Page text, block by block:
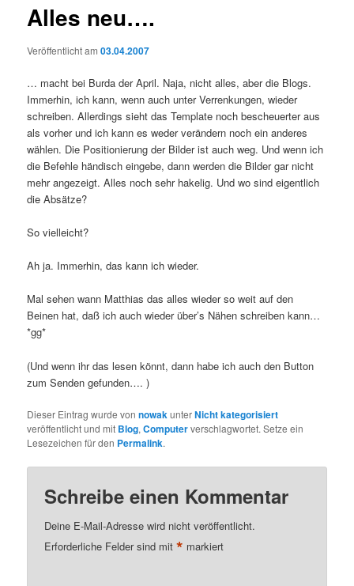
Alles neu….
Veröffentlicht am03.04.2007
… macht bei Burda der April. Naja, nicht alles, aber die Blogs.
Immerhin, ich kann, wenn auch unter Verrenkungen, wieder
schreiben. Allerdings sieht das Template noch bescheuerter aus
als vorher und ich kann es weder verändern noch ein anderes
wählen. Die Positionierung der Bilder ist auch weg. Und wenn ich
die Befehle händisch eingebe, dann werden die Bilder gar nicht
mehr angezeigt. Alles noch sehr hakelig. Und wo sind eigentlich
die Absätze?
So vielleicht?
Ah ja. Immerhin, das kann ich wieder.
Mal sehen wann Matthias das alles wieder so weit auf den
Beinen hat, daß ich auch wieder über’s Nähen schreiben kann…
*gg*
(Und wenn ihr das lesen könnt, dann habe ich auch den Button
zum Senden gefunden…. )
Dieser Eintrag wurde vonnowakunterNicht kategorisiert
veröffentlicht und mit Blog,Computerverschlagwortet. Setze ein
Lesezeichen für den Permalink.
Schreibe einen Kommentar
Deine E-Mail-Adresse wird nicht veröffentlicht.
Erforderliche Felder sind mit* markiert